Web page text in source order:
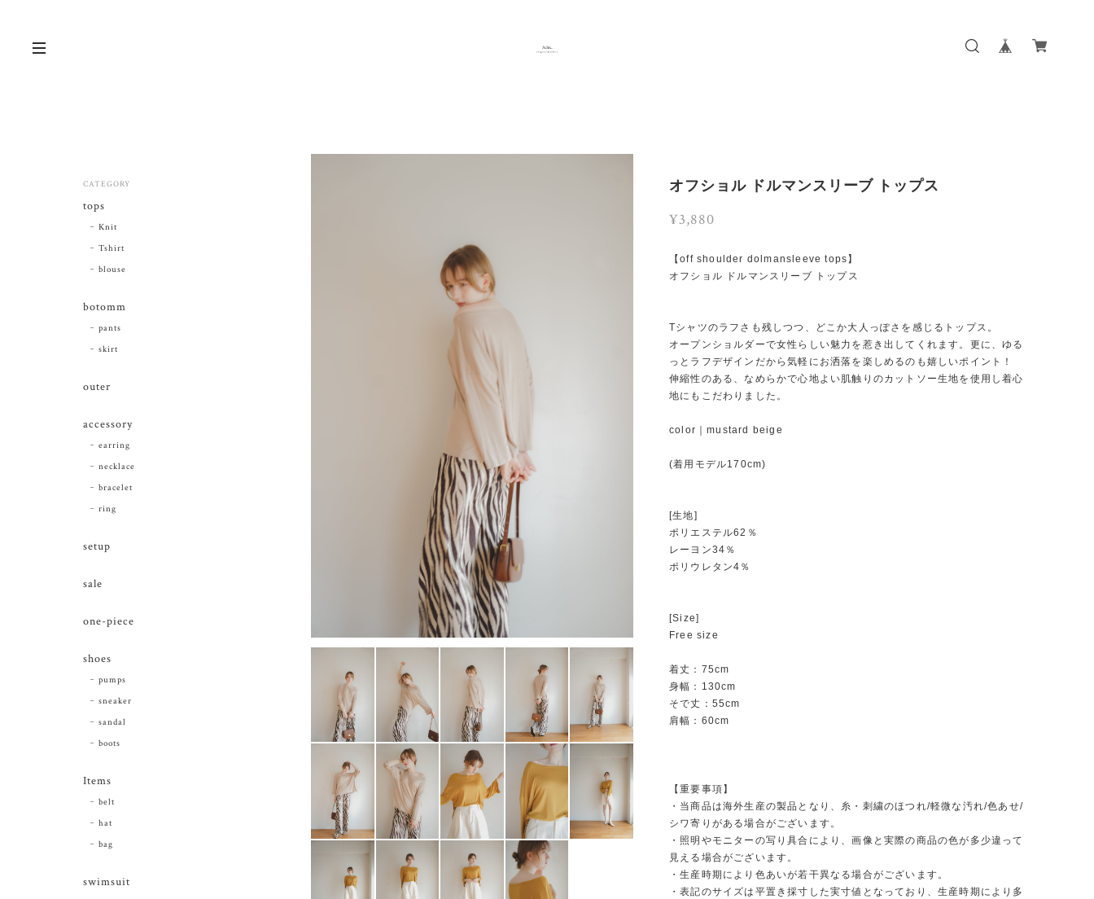
オフショル ドルマンスリーブ トップス
¥3,880
【off shoulder dolmansleeve tops】
オフショル ドルマンスリーブ トップス
Tシャツのラフさも残しつつ、どこか大人っぽさを感じるトップス。
オープンショルダーで女性らしい魅力を惹き出してくれます。更に、ゆる
っとラフデザインだから気軽にお洒落を楽しめるのも嬉しいポイント！
伸縮性のある、なめらかで心地よい肌触りのカットソー生地を使用し着心
地にもこだわりました。
color｜mustard beige
(着用モデル170cm)
[生地]
ポリエステル62％
レーヨン34％
ポリウレタン4％
[Size]
Free size
着丈：75cm
身幅：130cm
そで丈：55cm
肩幅：60cm
【重要事項】
・当商品は海外生産の製品となり、糸・刺繍のほつれ/軽微な汚れ/色あせ/
シワ寄りがある場合がございます。
・照明やモニターの写り具合により、画像と実際の商品の色が多少違って
見える場合がございます。
・生産時期により色あいが若干異なる場合がございます。
・表記のサイズは平置き採寸した実寸値となっており、生産時期により多
CATEGORY
tops
Knit
Tshirt
blouse
botomm
pants
skirt
outer
accessory
earring
necklace
bracelet
ring
setup
sale
one-piece
shoes
pumps
sneaker
sandal
boots
Items
belt
hat
bag
swimsuit